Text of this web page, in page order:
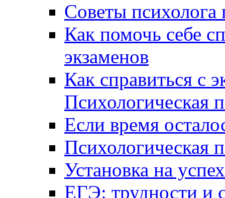
Советы
Как помочь себе
экзаменов
Как справиться с
Психологическая
Если время
Психологическая
Установка на успех
ЕГЭ: трудности и